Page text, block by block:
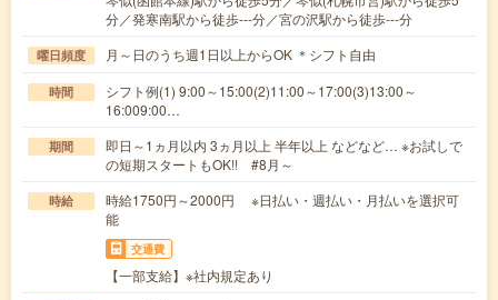
分／発寒南駅から徒歩---分／宮の沢駅から徒歩---分
曜日頻度 月～日のうち週1日以上からOK ＊シフト自由
時間
シフト例(1) 9:00～15:00(2)11:00～17:00(3)13:00～
16:009:00…
期間
即日～1ヵ月以内 3ヵ月以上 半年以上 などなど… ※お試しで
の短期スタートもOK!! #8月～
時給
時給1750円～2000円 ※日払い・週払い・月払いを選択可
能
交通費
【一部支給】※社内規定あり